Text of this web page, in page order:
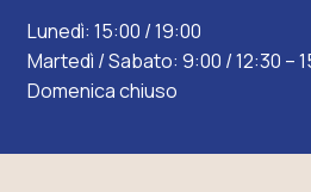
Lunedì: 15:00 / 19:00
Martedì / Sabato: 9:00 / 12:30 –
Domenica chiuso